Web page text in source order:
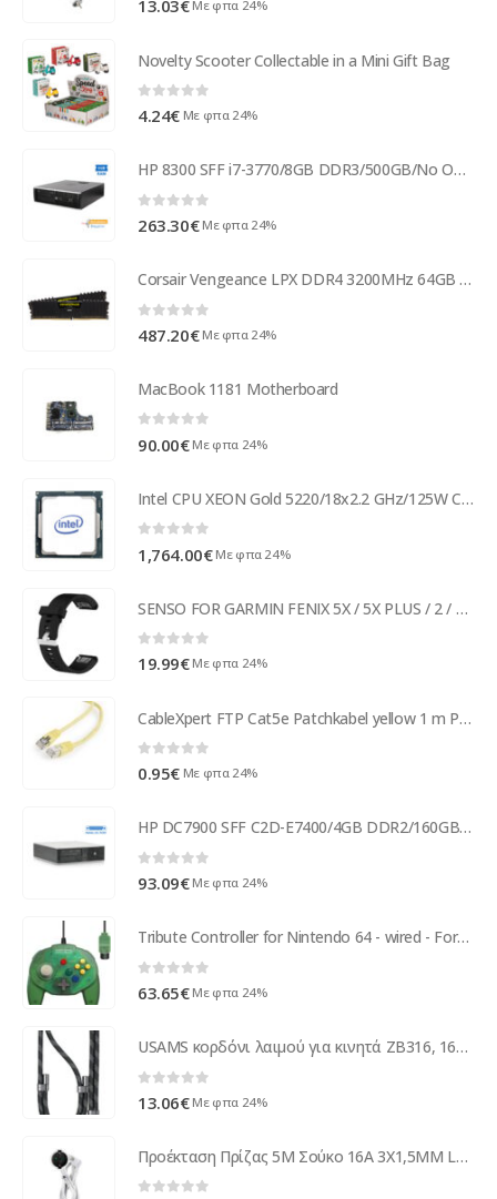
13.03€ Με φπα 24%
Novelty Scooter Collectable in a Mini Gift Bag
0out of 5
4.24€ Με φπα 24%
HP 8300 SFF i7-3770/8GB DDR3/500GB/No ODD/8P Grade A+ Refurbished PC ( 96550 )
0 out of 5
263.30€ Με φπα 24%
Corsair Vengeance LPX DDR4 3200MHz 64GB UDIMM black CMK64GX4M2E3200C16
487.20€ Με φπα 24%
MacBook 1181 Motherboard
90.00€ Με φπα 24%
Intel CPU XEON Gold 5220/18x2.2 GHz/125W CD8069504214601
1,764.00€ Με φπα 24%
SENSO FOR GARMIN FENIX 5X / 5X PLUS / 2 / 3 / 3 HR REPLACEMENT BAND black
0 out of 5
19.99€ Με φπα 24%
CableXpert FTP Cat5e Patchkabel yellow 1 m PP22-1M/Y
0 out of 5
0.95€ Με φπα 24%
HP DC7900 SFF C2D-E7400/4GB DDR2/160GB/DVD Grade A Refurbished PC ( 53245 )
0 out of 5
93.09€ Με φπα 24%
Tribute Controller for Nintendo 64 - wired - Forest Green
0out of 5
63.65€ Με φπα 24%
USAMS κορδόνι λαιμού για κινητά ZB316, 160cm, universal, μαύρο
13.06€ Με φπα 24%
Προέκταση Πρίζας 5M Σούκο 16A 3Χ1,5MM LS-EX5 LIME ( 36255 )